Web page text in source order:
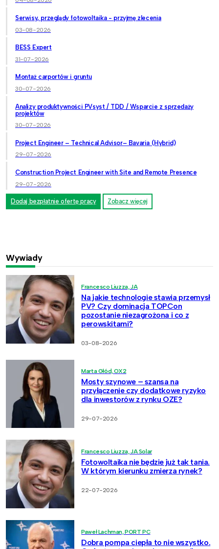
Serwisy, przeglądy fotowoltaika - przyjmę zlecenia
03-08-2026
BESS Expert
31-07-2026
Montaż carportów i gruntu
30-07-2026
Analizy produktywności PVsyst / TDD / Wsparcie z sprzedaży
projektów
30-07-2026
Project Engineer – Technical Advisor– Bavaria (Hybrid)
29-07-2026
Construction Project Engineer with Site and Remote Presence
29-07-2026
Dodaj bezpłatnie ofertę pracy Zobacz więcej
Wywiady
Francesco Liuzza, JA
Na jakie technologie stawia przemysł
PV? Czy dominacja TOPCon
pozostanie niezagrożona i co z
perowskitami?
03-08-2026
Marta Głód, OX2
Mosty szynowe – szansa na
przyłączenie czy dodatkowe ryzyko
dla inwestorów z rynku OZE?
29-07-2026
Francesco Liuzza, JA Solar
Fotowoltaika nie będzie już tak tania.
W którym kierunku zmierza rynek?
22-07-2026
Paweł Lachman, PORT PC
Dobra pompa ciepła to nie wszystko.